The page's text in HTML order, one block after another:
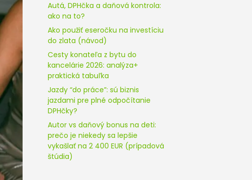
Autá, DPHčka a daňová kontrola:
ako na to?
Ako použiť eseročku na investíciu
do zlata (návod)
Cesty konateľa z bytu do
kancelárie 2026: analýza+
praktická tabuľka
Jazdy “do práce”: sú biznis
jazdami pre plné odpočítanie
DPHčky?
Autor vs daňový bonus na deti:
prečo je niekedy sa lepšie
vykašlať na 2 400 EUR (prípadová
štúdia)